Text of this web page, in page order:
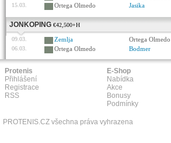
15.03. Ortega Olmedo Jasika
JONKOPING €42,500+H
09.03. Zemlja Ortega Olmedo
06.03. Ortega Olmedo Bodmer
Protenis
Přihlášení
Registrace
RSS
E-Shop
Nabídka
Akce
Bonusy
Podmínky
PROTENIS.CZ všechna práva vyhrazena